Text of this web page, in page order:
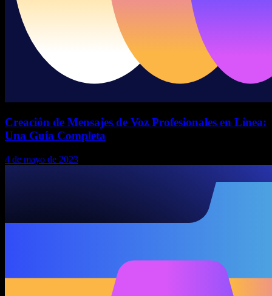
Creación de Mensajes de Voz Profesionales en Línea:
Una Guía Completa
4 de mayo de 2023